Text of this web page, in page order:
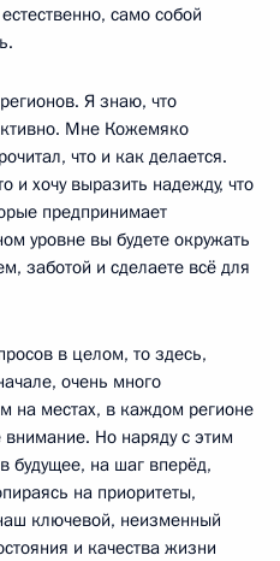
само собой
Я знаю, что
Мне Кожемяко
что и как делается.
и хочу выразить надежду, что
предпринимает
уровне вы будете окружать
заботой и сделаете всё для
в целом, то здесь,
очень много
на местах, в каждом регионе
Но наряду с этим
будущее, на шаг вперёд,
на приоритеты,
ключевой, неизменный
и качества жизни